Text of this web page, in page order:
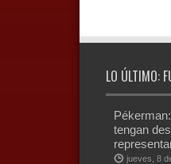
LO ÚLTIMO:
tengan
jueves, 8